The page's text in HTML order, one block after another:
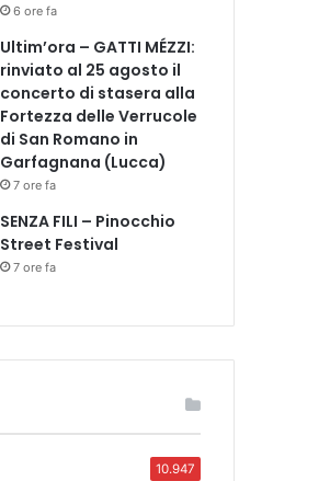
6 ore fa
Ultim’ora – GATTI MÉZZI:
rinviato al 25 agosto il
concerto di stasera alla
Fortezza delle Verrucole
di San Romano in
Garfagnana (Lucca)
7 ore fa
SENZA FILI – Pinocchio
Street Festival
7 ore fa
10.947